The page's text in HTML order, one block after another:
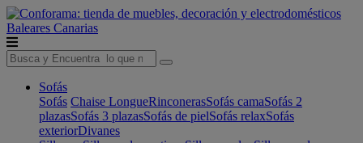
Baleares Canarias
Sofás
Sofás Chaise LongueRinconerasSofás camaSofás 2
plazasSofás 3 plazasSofás de pielSofás relaxSofás
exteriorDivanes